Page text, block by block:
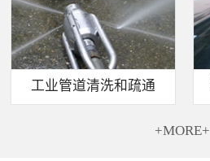
工业管道清洗和疏通
+MORE+